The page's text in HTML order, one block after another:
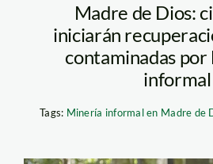
Madre de Dios:
iniciarán
contaminadas por
informal
Tags: Minería informal en Madre de